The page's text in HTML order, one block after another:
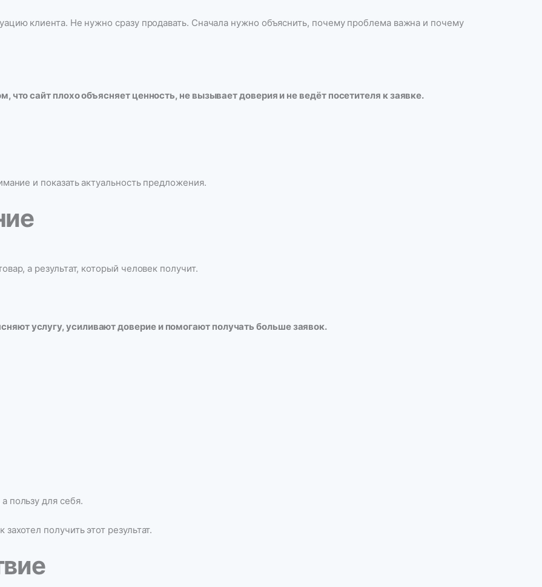
клиента. Не нужно сразу продавать. Сначала нужно объяснить, почему проблема важна и почему
что сайт плохо объясняет ценность, не вызывает доверия и не ведёт посетителя к заявке.
и показать актуальность предложения.
а результат, который человек получит.
услугу, усиливают доверие и помогают получать больше заявок.
пользу для себя.
получить этот результат.